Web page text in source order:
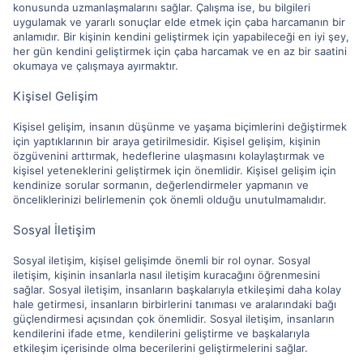
konusunda uzmanlaşmalarını sağlar. Çalışma ise, bu bilgileri
uygulamak ve yararlı sonuçlar elde etmek için çaba harcamanın bir
anlamıdır. Bir kişinin kendini geliştirmek için yapabileceği en iyi şey,
her gün kendini geliştirmek için çaba harcamak ve en az bir saatini
okumaya ve çalışmaya ayırmaktır.
Kişisel Gelişim
Kişisel gelişim, insanın düşünme ve yaşama biçimlerini değiştirmek
için yaptıklarının bir araya getirilmesidir. Kişisel gelişim, kişinin
özgüvenini arttırmak, hedeflerine ulaşmasını kolaylaştırmak ve
kişisel yeteneklerini geliştirmek için önemlidir. Kişisel gelişim için
kendinize sorular sormanın, değerlendirmeler yapmanın ve
önceliklerinizi belirlemenin çok önemli olduğu unutulmamalıdır.
Sosyal İletişim
Sosyal iletişim, kişisel gelişimde önemli bir rol oynar. Sosyal
iletişim, kişinin insanlarla nasıl iletişim kuracağını öğrenmesini
sağlar. Sosyal iletişim, insanların başkalarıyla etkileşimi daha kolay
hale getirmesi, insanların birbirlerini tanıması ve aralarındaki bağı
güçlendirmesi açısından çok önemlidir. Sosyal iletişim, insanların
kendilerini ifade etme, kendilerini geliştirme ve başkalarıyla
etkileşim içerisinde olma becerilerini geliştirmelerini sağlar.